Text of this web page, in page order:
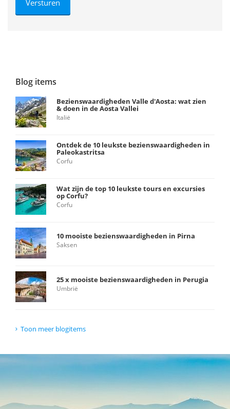
Blog items
Bezienswaardigheden Valle d'Aosta: wat zien
& doen in de Aosta Vallei
Italië
Ontdek de 10 leukste bezienswaardigheden in
Paleokastritsa
Corfu
Wat zijn de top 10 leukste tours en excursies
op Corfu?
Corfu
10 mooiste bezienswaardigheden in Pirna
Saksen
25 x mooiste bezienswaardigheden in Perugia
Umbrië
Toon meer blogitems